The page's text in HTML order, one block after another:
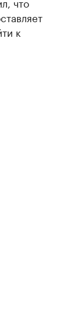
к